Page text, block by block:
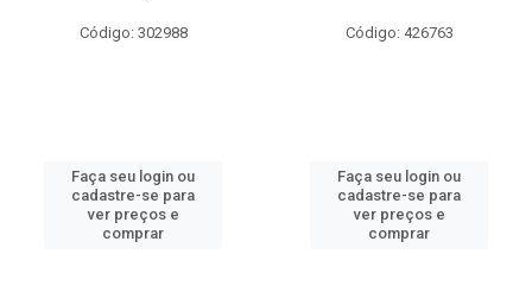
Código: 302988
Faça seu login ou
cadastre-se para
ver preços e
comprar
Código: 426763
Faça seu login ou
cadastre-se para
ver preços e
comprar